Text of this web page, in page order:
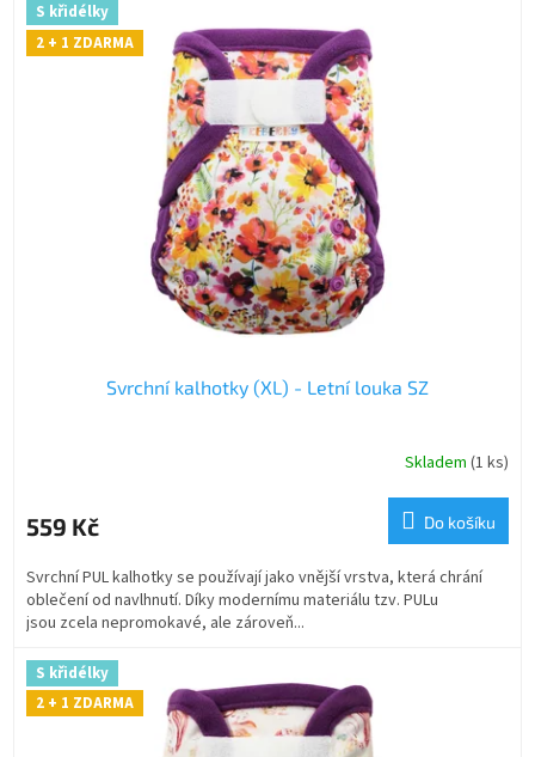
S křidélky
2 + 1 ZDARMA
Svrchní kalhotky (XL) - Letní louka SZ
Skladem (1 ks)
559 Kč Do košíku
Svrchní PUL kalhotky se používají jako vnější vrstva, která chrání
oblečení od navlhnutí. Díky modernímu materiálu tzv. PULu
jsou zcela nepromokavé, ale zároveň...
S křidélky
2 + 1 ZDARMA